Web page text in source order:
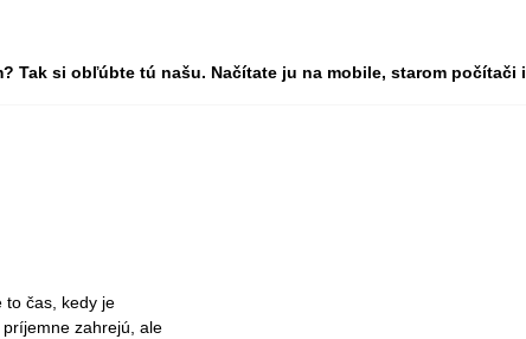
Tak si obľúbte tú našu. Načítate ju na mobile, starom počítači i
to čas, kedy je
zahrejú, ale